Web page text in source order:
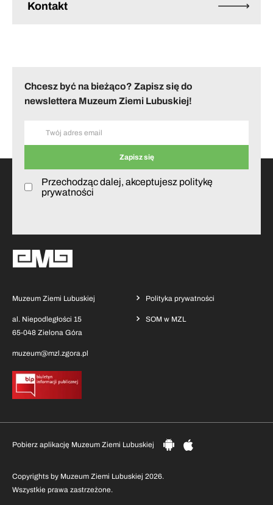
Kontakt
Chcesz być na bieżąco? Zapisz się do
newslettera Muzeum Ziemi Lubuskiej!
Przechodząc dalej, akceptujesz politykę
prywatności
Muzeum Ziemi Lubuskiej
al. Niepodległości 15
65-048 Zielona Góra
muzeum@mzl.zgora.pl
Polityka prywatności
SOM w MZL
Copyrights by Muzeum Ziemi Lubuskiej 2026.
Wszystkie prawa zastrzeżone.
Pobierz aplikację Muzeum Ziemi Lubuskiej